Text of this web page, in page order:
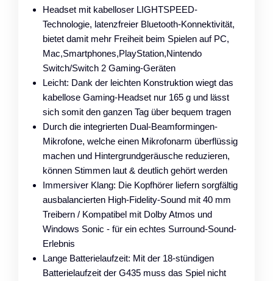
Headset mit kabelloser LIGHTSPEED-
Technologie, latenzfreier Bluetooth-Konnektivität,
bietet damit mehr Freiheit beim Spielen auf PC,
Mac,Smartphones,PlayStation,Nintendo
Switch/Switch 2 Gaming-Geräten
Leicht: Dank der leichten Konstruktion wiegt das
kabellose Gaming-Headset nur 165 g und lässt
sich somit den ganzen Tag über bequem tragen
Durch die integrierten Dual-Beamformingen-
Mikrofone, welche einen Mikrofonarm überflüssig
machen und Hintergrundgeräusche reduzieren,
können Stimmen laut & deutlich gehört werden
Immersiver Klang: Die Kopfhörer liefern sorgfältig
ausbalancierten High-Fidelity-Sound mit 40 mm
Treibern / Kompatibel mit Dolby Atmos und
Windows Sonic - für ein echtes Surround-Sound-
Erlebnis
Lange Batterielaufzeit: Mit der 18-stündigen
Batterielaufzeit der G435 muss das Spiel nicht